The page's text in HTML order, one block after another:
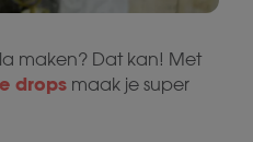
maken? Dat kan! Met
drops maak je super